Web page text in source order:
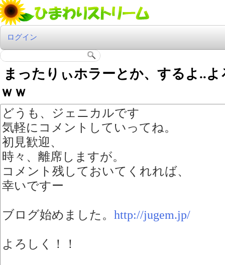
ログイン
まったりぃホラーとか、するよ..
ｗｗ
どうも、ジェニカルです
気軽にコメントしていってね。
初見歓迎、
時々、離席しますが。
コメント残しておいてくれれば、
幸いですー
ブログ始めました。 http://jugem.jp/
よろしく！！